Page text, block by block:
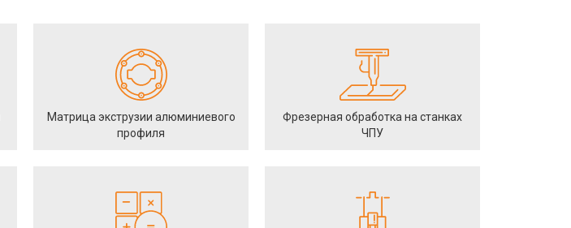
Матрица экструзии алюминиевого
профиля
Фрезерная обработка на станках
ЧПУ